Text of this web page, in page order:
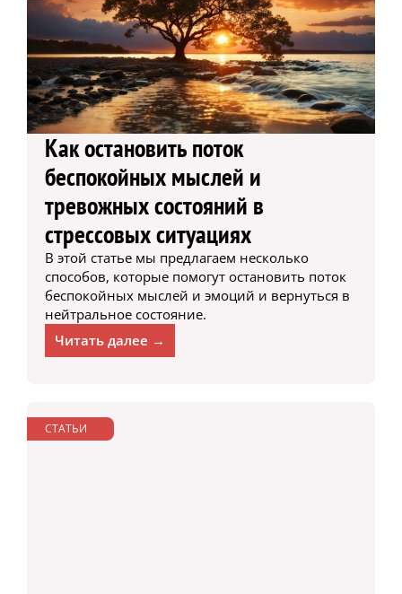
Как остановить поток
беспокойных мыслей и
тревожных состояний в
стрессовых ситуациях
В этой статье мы предлагаем несколько
способов, которые помогут остановить поток
беспокойных мыслей и эмоций и вернуться в
нейтральное состояние.
Читать далее →
СТАТЬИ